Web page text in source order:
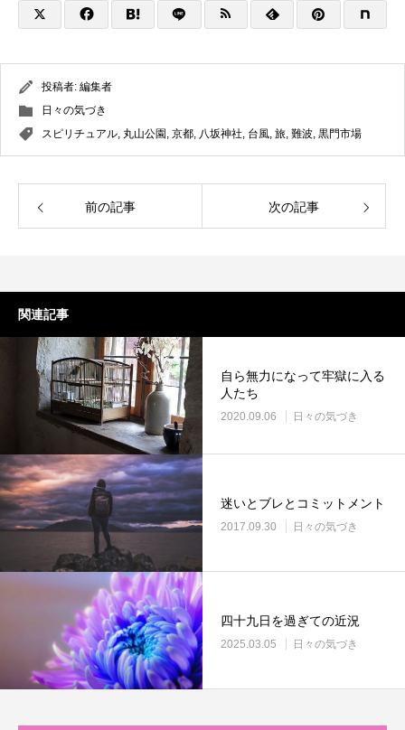
投稿者: 編集者
日々の気づき
スピリチュアル, 丸山公園 , 京都, 八坂神社, 台風, 旅, 難波, 黒門市場
前の記事 次の記事
関連記事
自ら無力になって牢獄に入る
人たち
2020.09.06 日々の気づき
迷いとブレとコミットメント
2017.09.30 日々の気づき
四十九日を過ぎての近況
2025.03.05 日々の気づき